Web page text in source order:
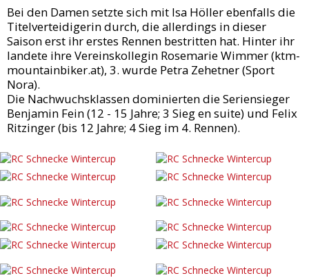
Bei den Damen setzte sich mit Isa Höller ebenfalls die
Titelverteidigerin durch, die allerdings in dieser
Saison erst ihr erstes Rennen bestritten hat. Hinter ihr
landete ihre Vereinskollegin Rosemarie Wimmer (ktm-
mountainbiker.at), 3. wurde Petra Zehetner (Sport
Nora).
Die Nachwuchsklassen dominierten die Seriensieger
Benjamin Fein (12 - 15 Jahre; 3 Sieg en suite) und Felix
Ritzinger (bis 12 Jahre; 4 Sieg im 4. Rennen).